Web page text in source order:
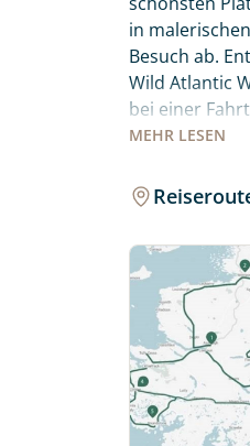
MEHR LESEN
in
Besuch ab.
Wild Atlantic
bei einer
Fahren Sie
mit.